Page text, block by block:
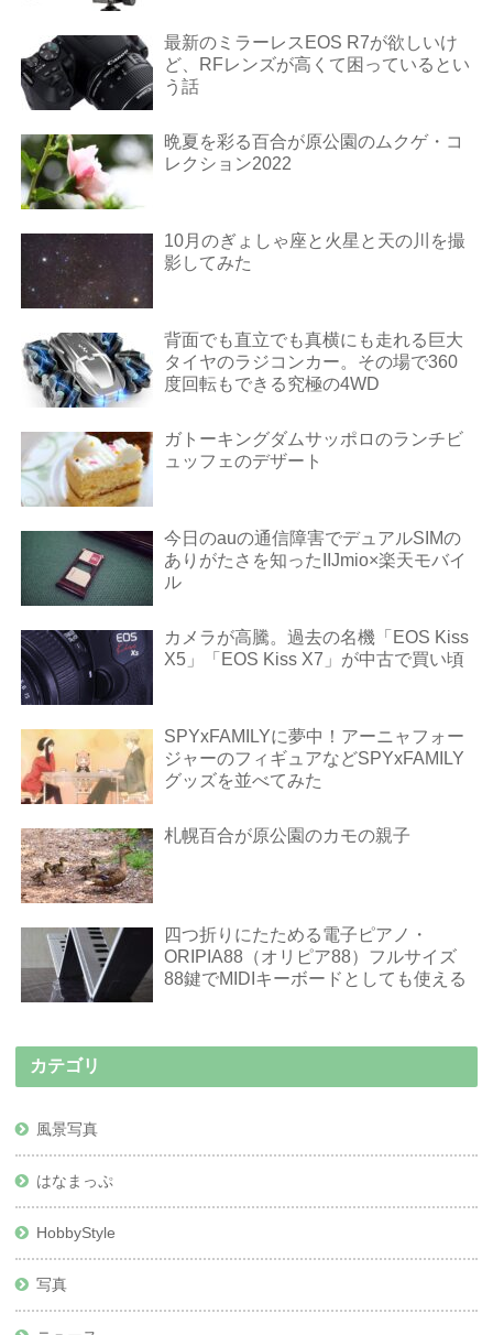
最新のミラーレスEOS R7が欲しいけ
ど、RFレンズが高くて困っているとい
う話
晩夏を彩る百合が原公園のムクゲ・コ
レクション2022
10月のぎょしゃ座と火星と天の川を撮
影してみた
背面でも直立でも真横にも走れる巨大
タイヤのラジコンカー。その場で360
度回転もできる究極の4WD
ガトーキングダムサッポロのランチビ
ュッフェのデザート
今日のauの通信障害でデュアルSIMの
ありがたさを知ったIIJmio×楽天モバイ
ル
カメラが高騰。過去の名機「EOS Kiss
X5」「EOS Kiss X7」が中古で買い頃
SPYxFAMILYに夢中！アーニャフォー
ジャーのフィギュアなどSPYxFAMILY
グッズを並べてみた
札幌百合が原公園のカモの親子
四つ折りにたためる電子ピアノ・
ORIPIA88（オリピア88）フルサイズ
88鍵でMIDIキーボードとしても使える
カテゴリ
風景写真
はなまっぷ
HobbyStyle
写真